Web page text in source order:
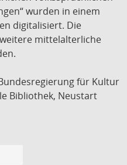
wurden in einem
digitalisiert. Die
mittelalterliche
für Kultur
Bibliothek, Neustart